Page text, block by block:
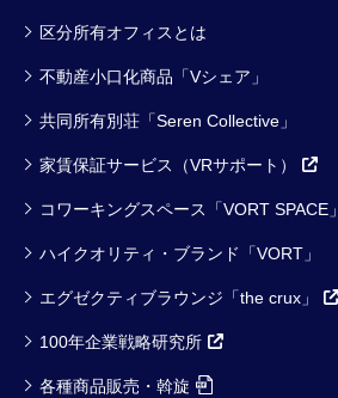
区分所有オフィスとは
不動産小口化商品「Vシェア」
共同所有別荘「Seren Collective」
家賃保証サービス（VRサポート）
コワーキングスペース「VORT SPACE」
ハイクオリティ・ブランド「VORT」
エグゼクティブラウンジ「the crux」
100年企業戦略研究所
各種商品販売・斡旋